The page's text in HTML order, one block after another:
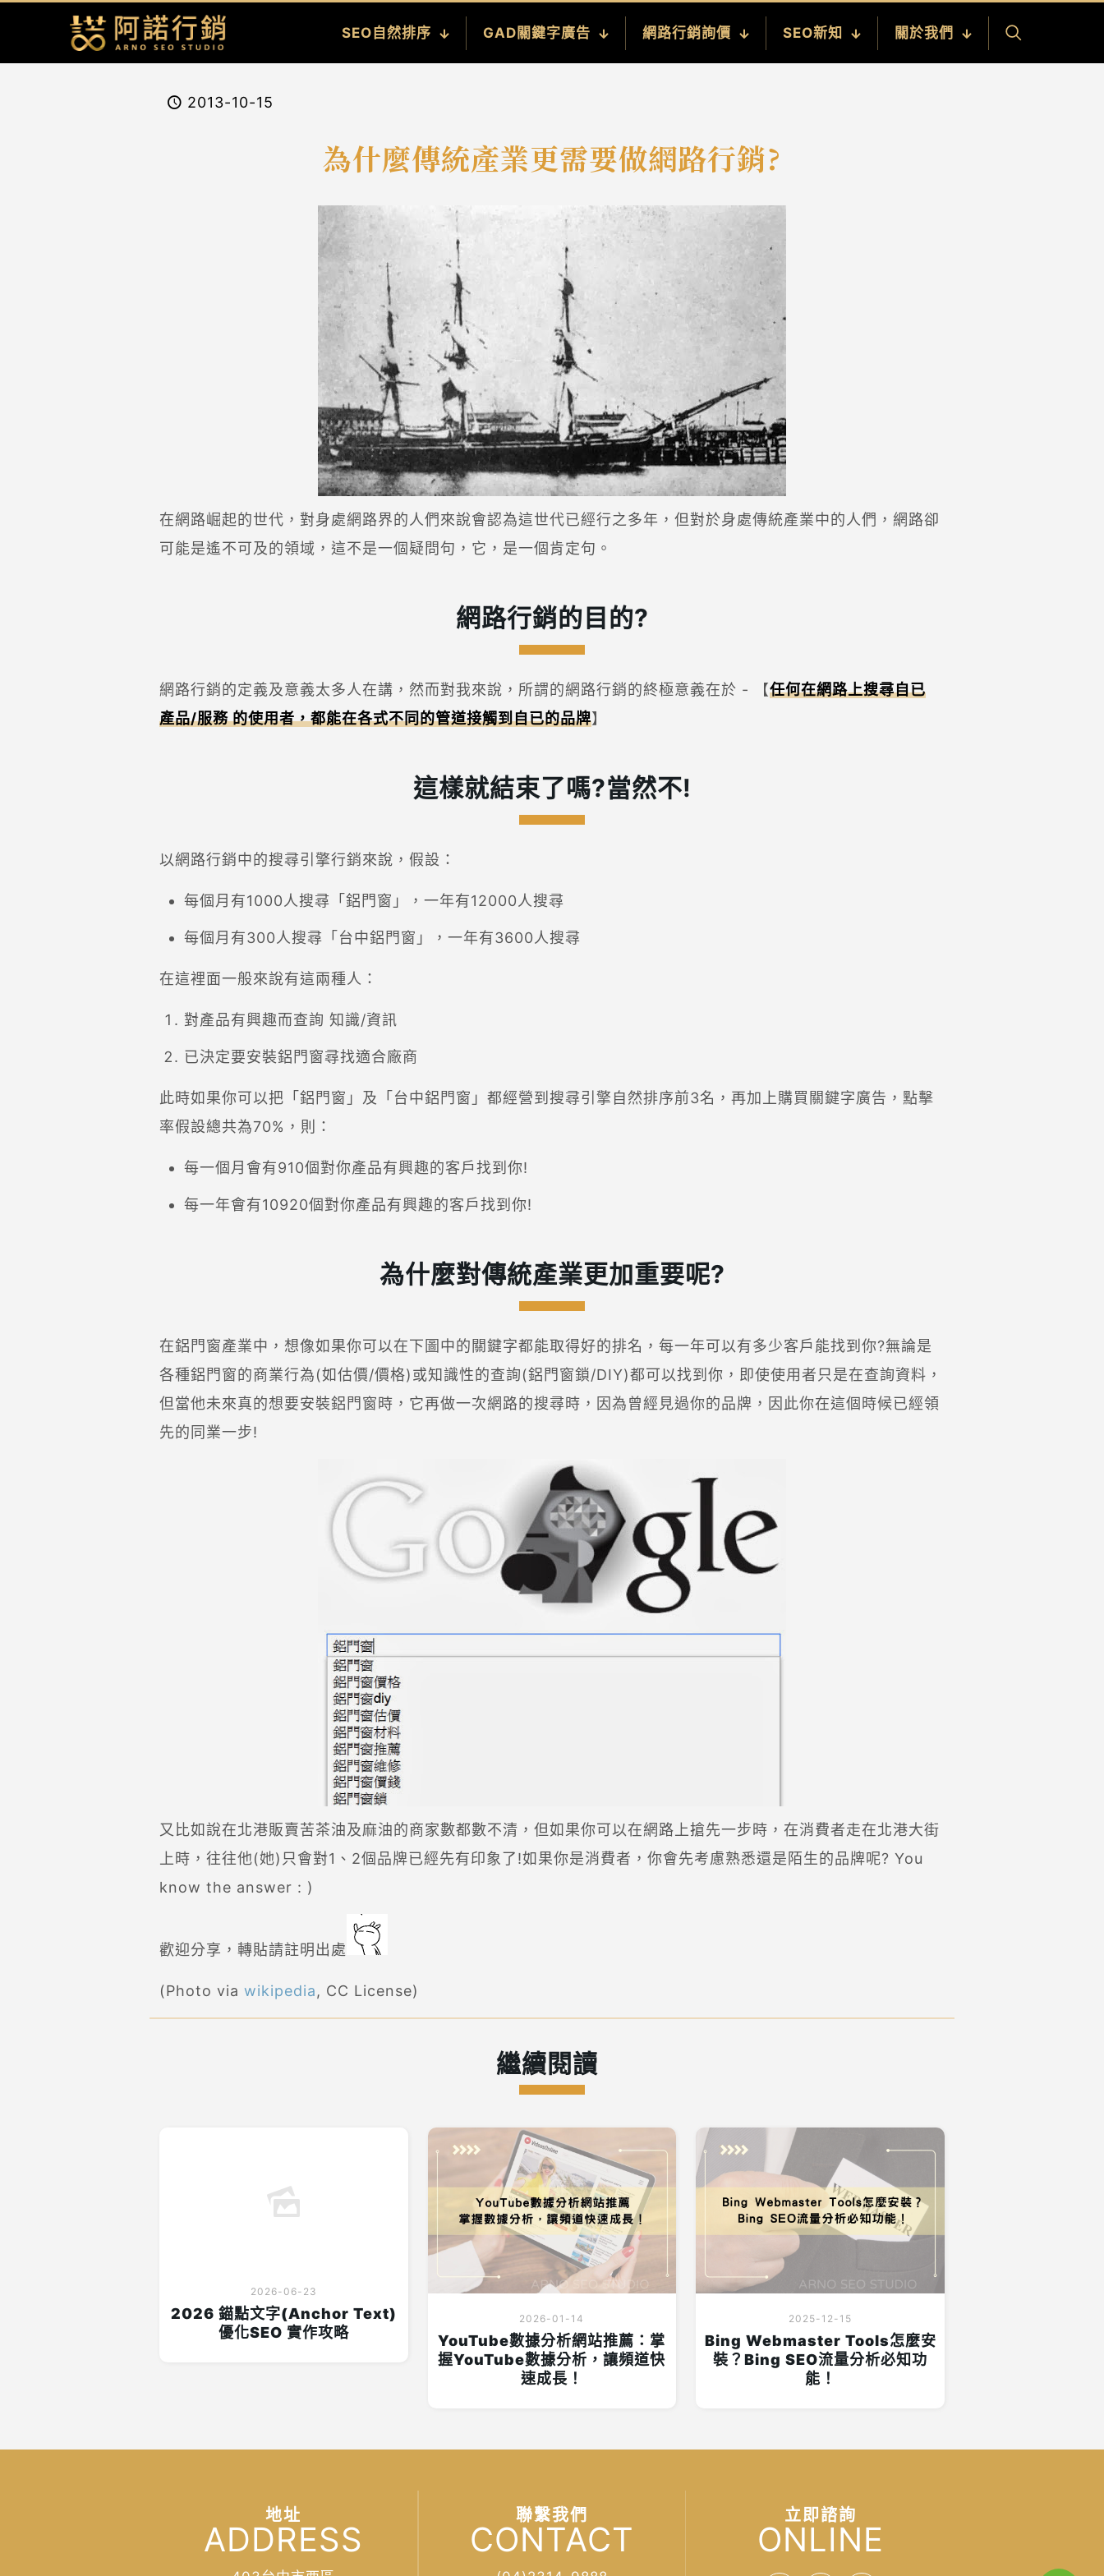
SEO自然排序 GAD關鍵字廣告 網路行銷詢價 SEO新知 關於我們
2013-10-15
為什麼傳統產業更需要做網路行銷?
在網路崛起的世代，對身處網路界的人們來說會認為這世代已經行之多年，但對於身處傳統產業中的人們，網路卻
可能是遙不可及的領域，這不是一個疑問句，它，是一個肯定句。
網路行銷的目的?
網路行銷的定義及意義太多人在講，然而對我來說，所謂的網路行銷的終極意義在於 - 【任何在網路上搜尋自已
產品/服務 的使用者，都能在各式不同的管道接觸到自已的品牌】
這樣就結束了嗎?當然不!
以網路行銷中的搜尋引擎行銷來說，假設：
每個月有1000人搜尋「鋁門窗」，一年有12000人搜尋
每個月有300人搜尋「台中鋁門窗」，一年有3600人搜尋
在這裡面一般來說有這兩種人：
對產品有興趣而查詢 知識/資訊
已決定要安裝鋁門窗尋找適合廠商
此時如果你可以把「鋁門窗」及「台中鋁門窗」都經營到搜尋引擎自然排序前3名，再加上購買關鍵字廣告，點擊
率假設總共為70%，則：
每一個月會有910個對你產品有興趣的客戶找到你!
每一年會有10920個對你產品有興趣的客戶找到你!
為什麼對傳統產業更加重要呢?
在鋁門窗產業中，想像如果你可以在下圖中的關鍵字都能取得好的排名，每一年可以有多少客戶能找到你?無論是
各種鋁門窗的商業行為(如估價/價格)或知識性的查詢(鋁門窗鎖/DIY)都可以找到你，即使使用者只是在查詢資料，
但當他未來真的想要安裝鋁門窗時，它再做一次網路的搜尋時，因為曾經見過你的品牌，因此你在這個時候已經領
先的同業一步!
又比如說在北港販賣苦茶油及麻油的商家數都數不清，但如果你可以在網路上搶先一步時，在消費者走在北港大街
上時，往往他(她)只會對1、2個品牌已經先有印象了!如果你是消費者，你會先考慮熟悉還是陌生的品牌呢? You
know the answer : )
歡迎分享，轉貼請註明出處
(Photo via wikipedia, CC License)
2026-06-23
2026 錨點文字(Anchor Text)
優化SEO 實作攻略
2026-01-14
YouTube數據分析網站推薦：掌
握YouTube數據分析，讓頻道快
速成長！
2025-12-15
Bing Webmaster Tools怎麼安
裝？Bing SEO流量分析必知功
能！
地址
ADDRESS
聯繫我們
CONTACT
立即諮詢
ONLINE